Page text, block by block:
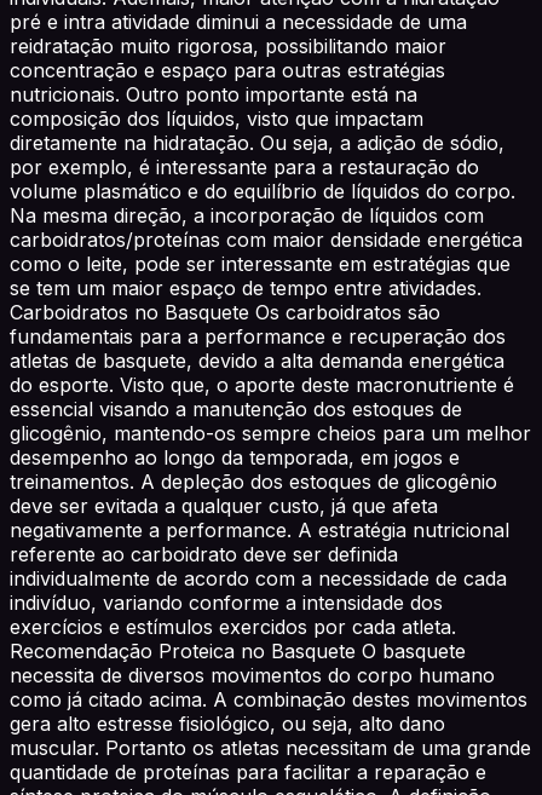
pré e intra atividade diminui a necessidade de uma
reidratação muito rigorosa, possibilitando maior
concentração e espaço para outras estratégias
nutricionais. Outro ponto importante está na
composição dos líquidos, visto que impactam
diretamente na hidratação. Ou seja, a adição de sódio,
por exemplo, é interessante para a restauração do
volume plasmático e do equilíbrio de líquidos do corpo.
Na mesma direção, a incorporação de líquidos com
carboidratos/proteínas com maior densidade energética
como o leite, pode ser interessante em estratégias que
se tem um maior espaço de tempo entre atividades.
Carboidratos no Basquete Os carboidratos são
fundamentais para a performance e recuperação dos
atletas de basquete, devido a alta demanda energética
do esporte. Visto que, o aporte deste macronutriente é
essencial visando a manutenção dos estoques de
glicogênio, mantendo-os sempre cheios para um melhor
desempenho ao longo da temporada, em jogos e
treinamentos. A depleção dos estoques de glicogênio
deve ser evitada a qualquer custo, já que afeta
negativamente a performance. A estratégia nutricional
referente ao carboidrato deve ser definida
individualmente de acordo com a necessidade de cada
indivíduo, variando conforme a intensidade dos
exercícios e estímulos exercidos por cada atleta.
Recomendação Proteica no Basquete O basquete
necessita de diversos movimentos do corpo humano
como já citado acima. A combinação destes movimentos
gera alto estresse fisiológico, ou seja, alto dano
muscular. Portanto os atletas necessitam de uma grande
quantidade de proteínas para facilitar a reparação e